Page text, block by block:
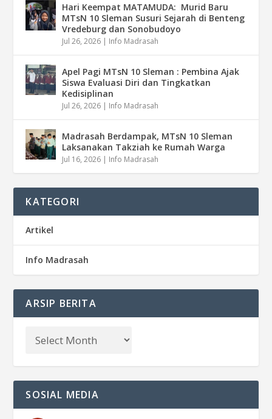
Hari Keempat MATAMUDA: Murid Baru
MTsN 10 Sleman Susuri Sejarah di Benteng
Vredeburg dan Sonobudoyo
Jul 26, 2026 | Info Madrasah
Apel Pagi MTsN 10 Sleman : Pembina Ajak
Siswa Evaluasi Diri dan Tingkatkan
Kedisiplinan
Jul 26, 2026 | Info Madrasah
Madrasah Berdampak, MTsN 10 Sleman
Laksanakan Takziah ke Rumah Warga
Jul 16, 2026 | Info Madrasah
KATEGORI
Artikel
Info Madrasah
ARSIP BERITA
SOSIAL MEDIA